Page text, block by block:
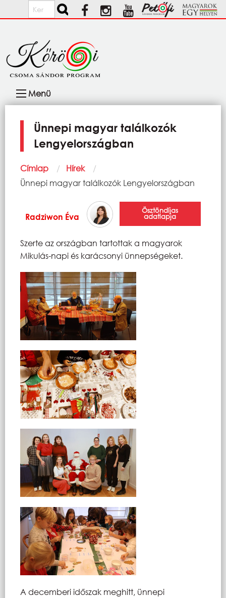
Ugrás a tartalomra
Keresés
navigáció
Menü
Ünnepi magyar találkozók
Lengyelországban
Morzsa
Címlap
Hírek
Current:
Ünnepi magyar találkozók Lengyelországban
Radziwon Éva
Ösztöndíjas
adatlapja
Szerte az országban tartottak a magyarok
Mikulás-napi és karácsonyi ünnepségeket.
A decemberi időszak meghitt, ünnepi